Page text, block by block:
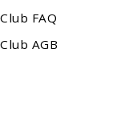
FAQ
AGB